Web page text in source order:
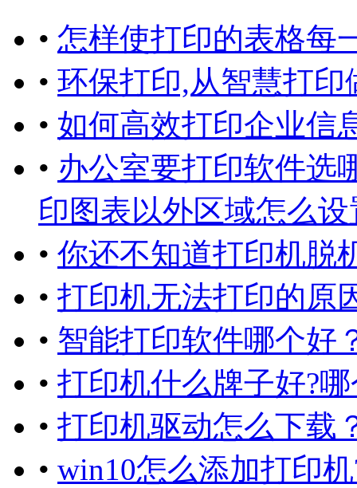
• 怎样使打印的表格每
• 环保打印,从智慧打印
• 如何高效打印企业信
• 办公室要打印软件选
印图表以外区域怎么设
• 你还不知道打印机脱
• 打印机无法打印的原
• 智能打印软件哪个好
• 打印机什么牌子好?
• 打印机驱动怎么下载
• win10怎么添加打印